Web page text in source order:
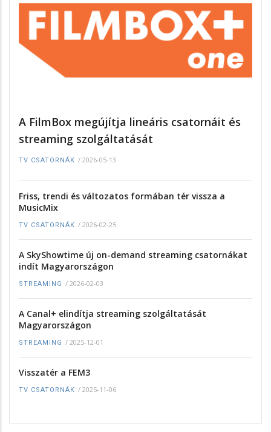
A FilmBox megújítja lineáris csatornáit és
streaming szolgáltatását
TV CSATORNÁK / 2026-05-13
Friss, trendi és változatos formában tér vissza a
MusicMix
TV CSATORNÁK / 2026-02-25
A SkyShowtime új on-demand streaming csatornákat
indít Magyarországon
STREAMING / 2026-02-03
A Canal+ elindítja streaming szolgáltatását
Magyarországon
STREAMING / 2025-12-01
Visszatér a FEM3
TV CSATORNÁK / 2025-11-06